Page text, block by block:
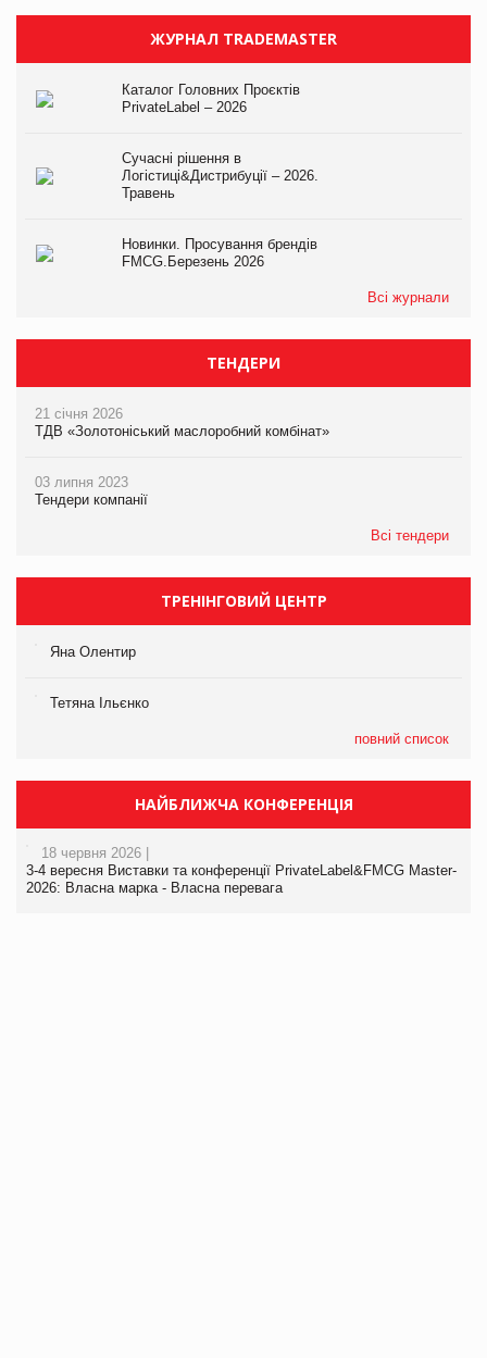
ЖУРНАЛ TRADEMASTER
Каталог Головних Проєктів
PrivateLabel – 2026
Сучасні рішення в
Логістиці&Дистрибуції – 2026.
Травень
Новинки. Просування брендів
FMCG.Березень 2026
Всі журнали
ТЕНДЕРИ
21 січня 2026
ТДВ «Золотоніський маслоробний комбінат»
03 липня 2023
Тендери компанії
Всі тендери
ТРЕНІНГОВИЙ ЦЕНТР
Яна Олентир
Тетяна Ільєнко
повний список
НАЙБЛИЖЧА КОНФЕРЕНЦІЯ
18 червня 2026 |
3-4 вересня Виставки та конференції PrivateLabel&FMCG Master-
2026: Власна марка - Власна перевага